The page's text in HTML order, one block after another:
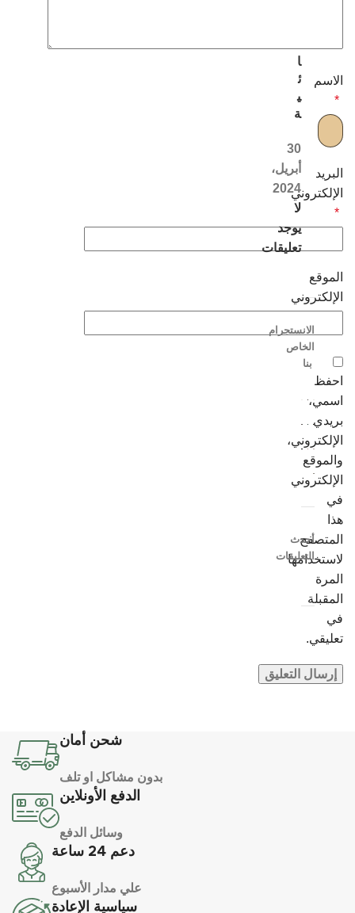
الاسم
*
البريد
الإلكتروني
*
الموقع
الإلكتروني
احفظ
اسمي،
بريدي
الإلكتروني،
والموقع
الإلكتروني
في
هذا
المتصفح
لاستخدامها
المرة
المقبلة
في
تعليقي.
ا
ئ
ي
ة
30
أبريل،
2024
لا
يوجد
تعليقات
الانستجرام
الخاص
بنا
أحدث
التعليقات
شحن أمان
بدون مشاكل او تلف
الدفع الأونلاين
وسائل الدفع
دعم 24 ساعة
علي مدار الأسبوع
سياسية الإعادة